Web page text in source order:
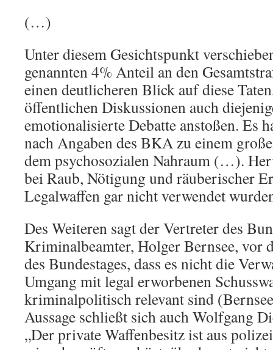
(…)
Unter diesem Gesichtspunkt
genannten 4% Anteil an den
einen deutlicheren Blick auf diese
öffentlichen Diskussionen auch
emotionalisierte Debatte anstoßen. Es
nach Angaben des BKA zu einem
dem psychosozialen Nahraum (…).
bei Raub, Nötigung und räuberischer
Legalwaffen gar nicht verwendet
Des Weiteren sagt der Vertreter des
Kriminalbeamter, Holger Bernsee, vor
des Bundestages, dass es nicht die
Umgang mit legal erworbenen
kriminalpolitisch relevant sind
Aussage schließt sich auch Wolfgang
„Der private Waffenbesitz ist aus